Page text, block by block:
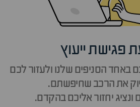
פגישת ייעוץ
באחד הסניפים שלנו ולעזור לכם
את הרכב שחיפשתם.
ונציג יחזור אליכם בהקדם.